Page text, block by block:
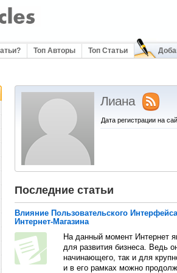
Топ Авторы Топ Статьи
Лиана
Дата регистрации на
Последние статьи
Влияние Пользовательского
Интернет-Магазина
На данный момент Интернет
для развития бизнеса. Ведь
начинающего, так и для
и в его рамках можно